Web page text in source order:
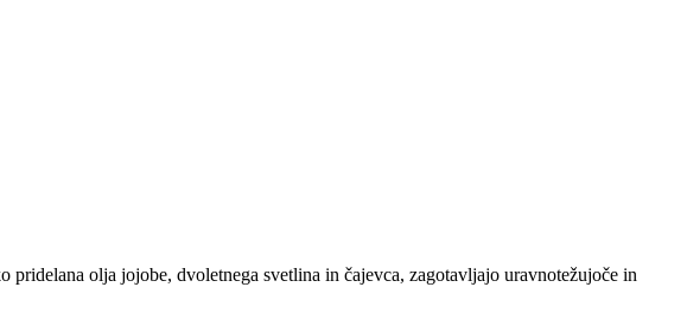
olja jojobe, dvoletnega svetlina in čajevca, zagotavljajo uravnotežujoče in